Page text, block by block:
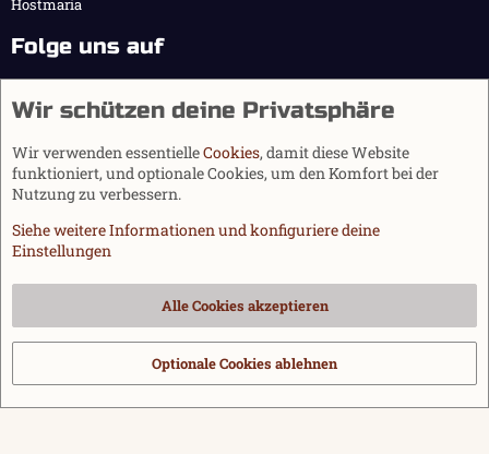
Hostmaria
Folge uns auf
Cookies
Datenschutz
Hilfe und Impressum
Start
S
Community platform by XenForo® © 2010-2026 XenForo Ltd.
via s9e/MediaSites
Wir schützen deine Privatsphäre
Wir verwenden essentielleCookies, damit diese Website
funktioniert, und optionale Cookies, um den Komfort bei der
Nutzung zu verbessern.
Siehe weitere Informationen und konfiguriere deine
Einstellungen
Alle Cookies akzeptieren
Optionale Cookies ablehnen